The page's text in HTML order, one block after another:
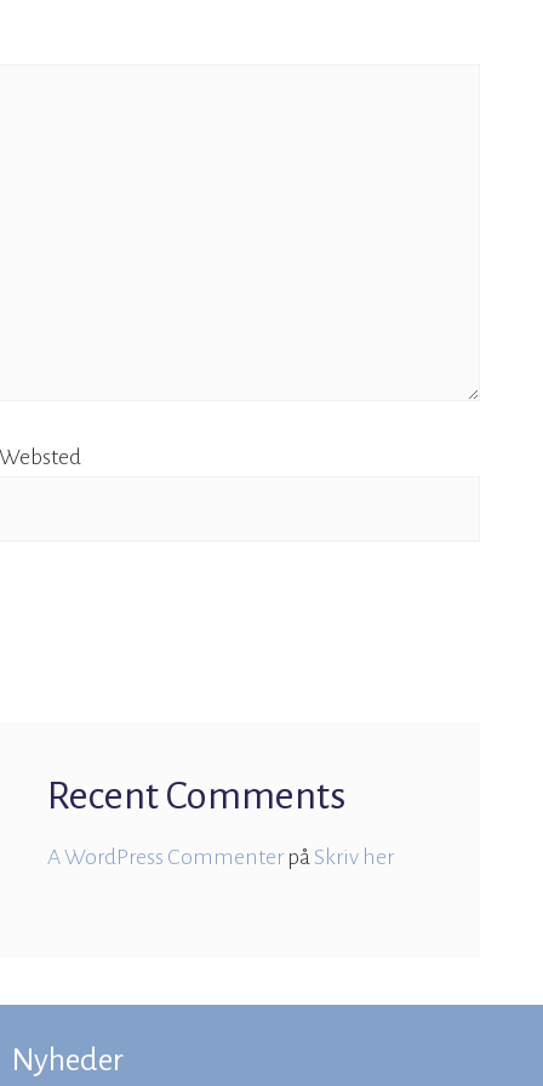
Websted
Recent Comments
A WordPress Commenterpå Skriv her
Nyheder